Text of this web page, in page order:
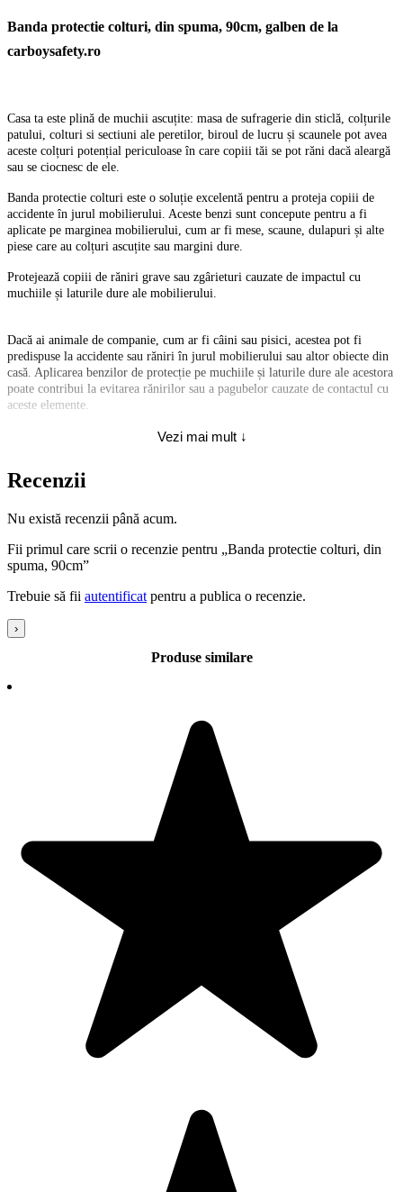
Banda protectie colturi, din spuma, 90cm, galben de la
carboysafety.ro
Casa ta este plină de muchii ascuțite: masa de sufragerie din sticlă, colțurile
patului, colturi si sectiuni ale peretilor, biroul de lucru și scaunele pot avea
aceste colțuri potențial periculoase în care copiii tăi se pot răni dacă aleargă
sau se ciocnesc de ele.
Banda protectie colturi este o soluție excelentă pentru a proteja copiii de
accidente în jurul mobilierului. Aceste benzi sunt concepute pentru a fi
aplicate pe marginea mobilierului, cum ar fi mese, scaune, dulapuri și alte
piese care au colțuri ascuțite sau margini dure.
Protejează copiii de răniri grave sau zgârieturi cauzate de impactul cu
muchiile și laturile dure ale mobilierului.
Dacă ai animale de companie, cum ar fi câini sau pisici, acestea pot fi
predispuse la accidente sau răniri în jurul mobilierului sau altor obiecte din
casă. Aplicarea benzilor de protecție pe muchiile și laturile dure ale acestora
poate contribui la evitarea rănirilor sau a pagubelor cauzate de contactul cu
aceste elemente.
Banda de protectie pentru muchii, galbena poate fi instalata pe picioarele
gradinita, loc de joaca, sala de sport, si alte locuri destinate copiilor si nu
Banda de protectie pentru muchii este confectionata din spuma de cauciuc
În comparație cu alte produse din silicon, cele din spuma NBR au o mai
mai puternică.
Protectoarele pentru muchiile mobilierelor si a altor muchii au o suprafata
Benzile de protecție galbene sunt flexibile și ușor de instalat. Ele pot fi
utilizând banda dublu adeziva, silicon, sau adezivi puternici.
Banda dublu-adeziva NU este inclusa in pret dar o poti cumpara
Benzile de protectie muchii pentru copii respectă pe deplin reglementările
Dimensiuni
18(l)x900(L)x 11(h)interior x15(h) x4(grosime)
24(l)x900(L)x 16(h)interior x22(h) x6(grosime)
37(l)x900(L)x 22(h)interior x31(h) x9(grosime)
55(l)x900(L)x 30(h)interior x48(h) x18(grosime)
CAR-BOY.CO LTD
Albastru, Galben, Gri, Verde
18×900 mm, 24×900 mm, 37×900 mm, 55×900 mm
Vezi mai mult ↓
Recenzii
Nu există recenzii până acum.
Fii primul care scrii o recenzie pentru „Banda protectie colturi, din
spuma, 90cm”
Trebuie să fii autentificat pentru a publica o recenzie.
›
Produse similare